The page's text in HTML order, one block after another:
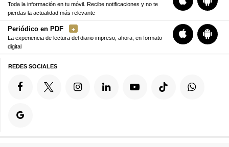
Toda la información en tu móvil. Recibe notificaciones y no te
pierdas la actualidad más relevante
Periódico en PDF
La experiencia de lectura del diario impreso, ahora, en formato
digital
REDES SOCIALES